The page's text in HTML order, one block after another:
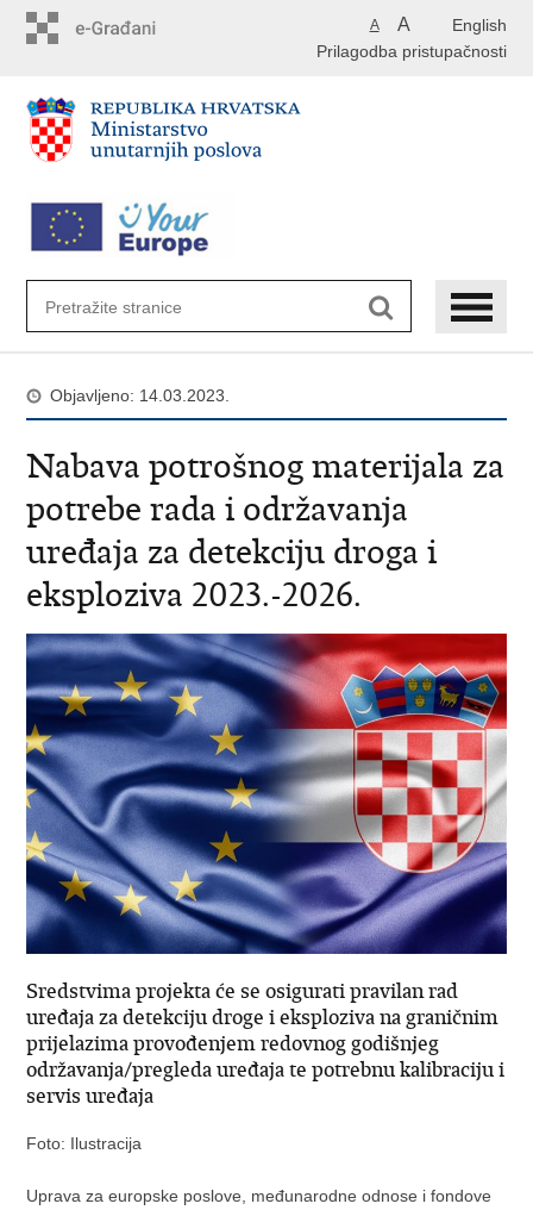
English
A A
Prilagodba pristupačnosti
Objavljeno: 14.03.2023.
Nabava potrošnog materijala za
potrebe rada i održavanja
uređaja za detekciju droga i
eksploziva 2023.-2026.
Sredstvima projekta će se osigurati pravilan rad
uređaja za detekciju droge i eksploziva na graničnim
prijelazima provođenjem redovnog godišnjeg
održavanja/pregleda uređaja te potrebnu kalibraciju i
servis uređaja
Foto: Ilustracija
Uprava za europske poslove, međunarodne odnose i fondove